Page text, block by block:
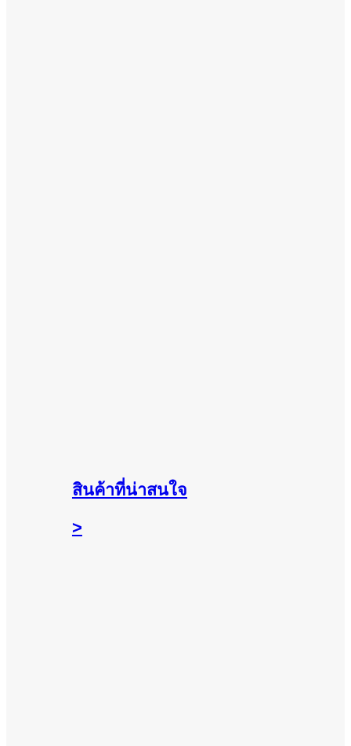
สินค้าที่น่าสนใจ
>